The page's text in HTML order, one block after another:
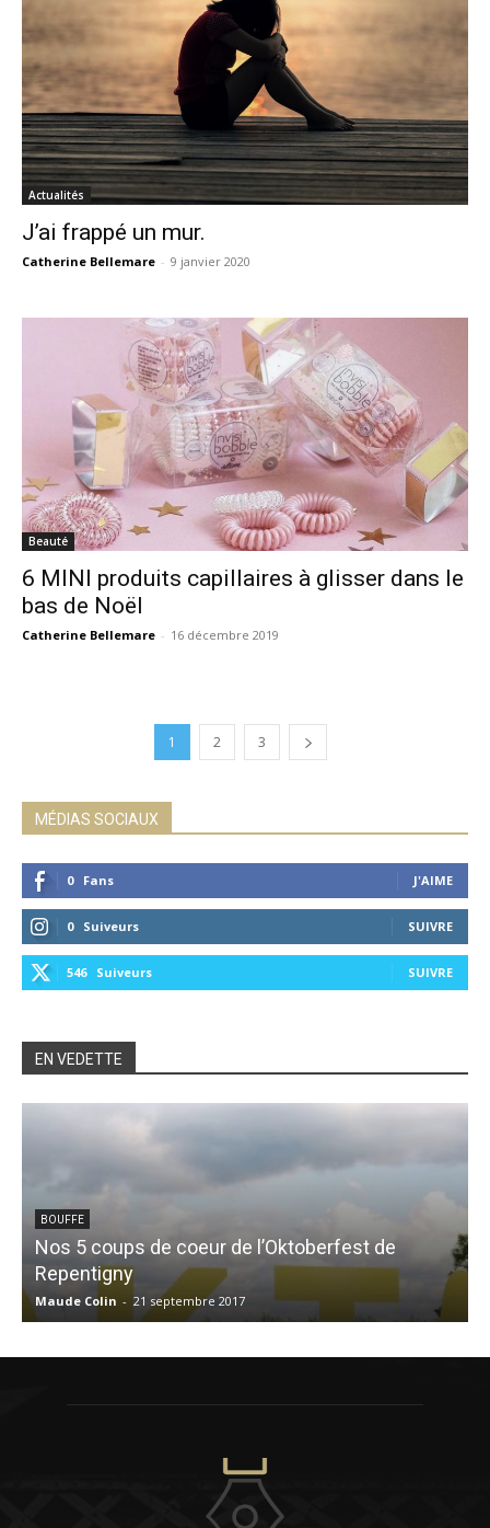
Actualités
J’ai frappé un mur.
Catherine Bellemare - 9 janvier 2020
Beauté
6 MINI produits capillaires à glisser dans le
bas de Noël
Catherine Bellemare - 16 décembre 2019
1 2 3
MÉDIAS SOCIAUX
0 Fans J'AIME
0 Suiveurs SUIVRE
546 Suiveurs SUIVRE
EN VEDETTE
BOUFFE
Nos 5 coups de coeur de l’Oktoberfest de
Repentigny
Maude Colin - 21 septembre 2017